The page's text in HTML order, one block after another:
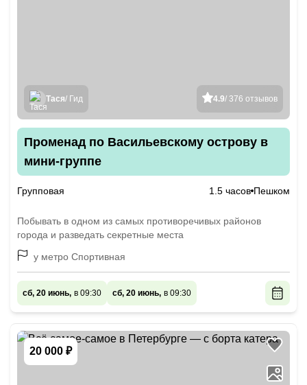
4.9/ 376 отзывов
Тася/ Гид
Променад по Васильевскому острову в
мини-группе
Групповая 1.5 часов Пешком
Побывать в одном из самых противоречивых районов
города и разведать секретные места
у метро Спортивная
сб, 20 июнь, в 09:30 сб, 20 июнь, в 09:30
20 000 ₽